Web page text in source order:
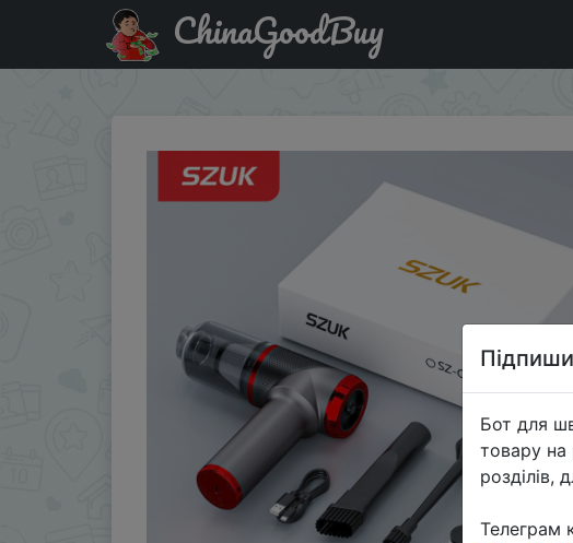
Купити на розпродажі SZUK Mini Car Vacuum Cleaner Wireless
ChinaGoodBuy
Бот для
товару на
розділів,
Телеграм